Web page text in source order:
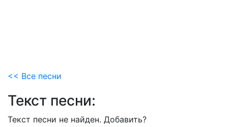
<< Все песни
Текст песни:
Текст песни не найден. Добавить?